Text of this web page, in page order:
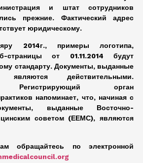
и штат сотрудников
прежние. Фактический адрес
юридическому.
2014г., примеры логотипа,
страницы от 01.11.2014 будут
стандарту. Документы, выданные
действительными.
Регистрирующий орган
напоминает, что, начиная с
выданные Восточно-
советом (ЕЕМС), являются
обращайтесь по электронной